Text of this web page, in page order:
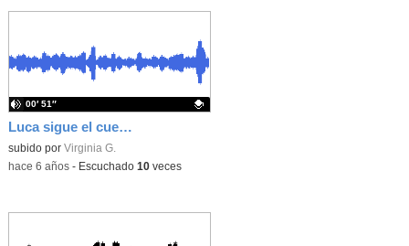
Luca sigue el cuento
Contenido educativo.
subido por Virginia G.
00′ 51″
-hace 6 años- Escuchado 10veces